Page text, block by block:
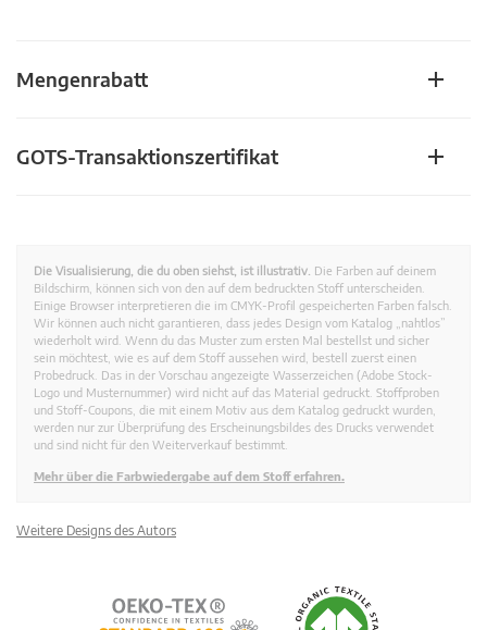
Mengenrabatt
GOTS-Transaktionszertifikat
Die Visualisierung, die du oben siehst, ist illustrativ. Die Farben auf deinem
Bildschirm, können sich von den auf dem bedruckten Stoff unterscheiden.
Einige Browser interpretieren die im CMYK-Profil gespeicherten Farben falsch.
Wir können auch nicht garantieren, dass jedes Design vom Katalog „nahtlos”
wiederholt wird. Wenn du das Muster zum ersten Mal bestellst und sicher
sein möchtest, wie es auf dem Stoff aussehen wird, bestell zuerst einen
Probedruck. Das in der Vorschau angezeigte Wasserzeichen (Adobe Stock-
Logo und Musternummer) wird nicht auf das Material gedruckt. Stoffproben
und Stoff-Coupons, die mit einem Motiv aus dem Katalog gedruckt wurden,
werden nur zur Überprüfung des Erscheinungsbildes des Drucks verwendet
und sind nicht für den Weiterverkauf bestimmt.
Mehr über die Farbwiedergabe auf dem Stoff erfahren.
Weitere Designs des Autors